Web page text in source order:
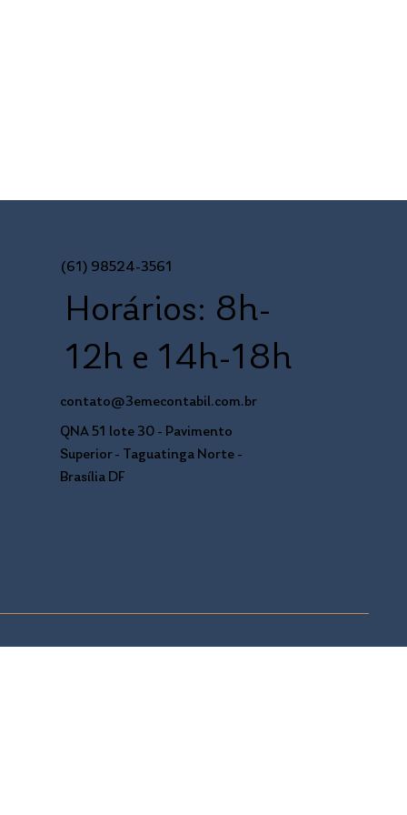
(61) 98524-3561
Horários: 8h-
12h e 14h-18h
contato@3emecontabil.com.br
QNA 51 lote 30 - Pavimento
Superior - Taguatinga Norte -
Brasília DF